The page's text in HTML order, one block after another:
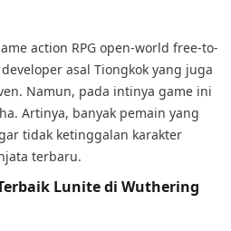
action RPG open-world free-to-
asal Tiongkok yang juga
Namun, pada intinya game ini
Artinya, banyak pemain yang
tidak ketinggalan karakter
terbaru.
Lunite di Wuthering